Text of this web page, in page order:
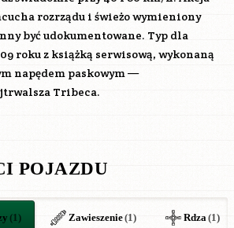
rozrządu i świeżo wymieniony
być udokumentowane. Typ dla
roku z książką serwisową, wykonaną
napędem paskowym —
Tribeca.
POJAZDU
(1) Zawieszenie(1) Rdza (1)